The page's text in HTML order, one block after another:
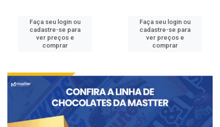
Faça seu login ou
cadastre-se para
ver preços e
comprar
Faça seu login ou
cadastre-se para
ver preços e
comprar